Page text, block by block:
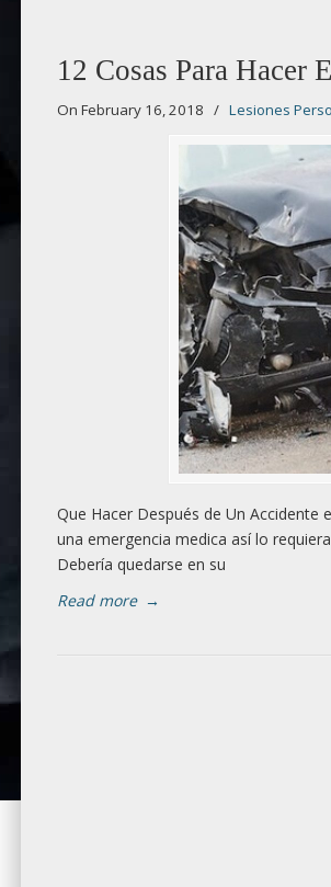
12 Cosas Para Hacer
On February 16, 2018 / Lesiones
Que Hacer Después de Un Accidente
una emergencia medica así lo
Debería quedarse en su
Read more →